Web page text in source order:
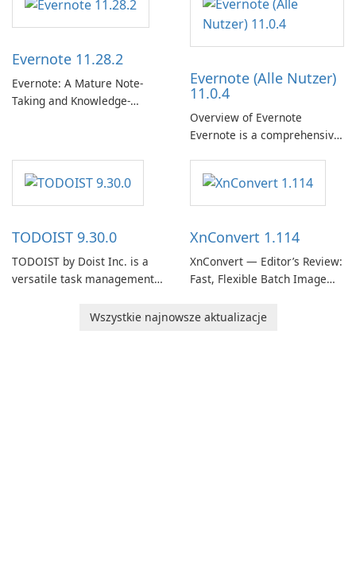
term support channel of the
Thunderbird desktop email
client designed for
need predictable …
Evernote 11.28.2
Evernote: A Mature Note-
Taking and Knowledge-
capturing, organizing, and
retrieving notes and
reference materials across
Evernote (Alle Nutzer)
11.0.4
Overview of Evernote
Evernote is a comprehensive
users capture, organize, and
access information across
TODOIST 9.30.0
TODOIST by Doist Inc. is a
versatile task management
individuals and teams
XnConvert 1.114
XnConvert — Editor’s Review:
Fast, Flexible Batch Image
macOS and Linux XnConvert
Wszystkie najnowsze aktualizacje